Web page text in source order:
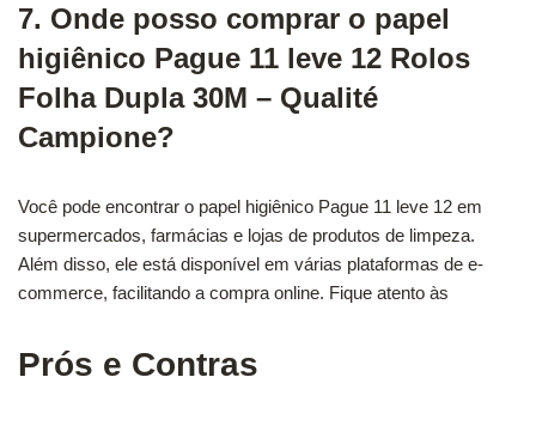
7. Onde posso comprar o papel
higiênico Pague 11 leve 12 Rolos
Folha Dupla 30M – Qualité
Campione?
Você pode encontrar o papel higiênico Pague 11 leve 12 em
supermercados, farmácias e lojas de produtos de limpeza.
Além disso, ele está disponível em várias plataformas de e-
commerce, facilitando a compra online. Fique atento às
Prós e Contras